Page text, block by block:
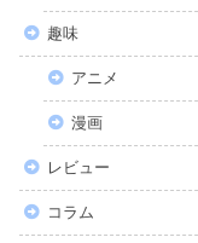
趣味
アニメ
漫画
レビュー
コラム